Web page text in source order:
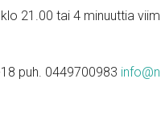
21.00 tai 4 minuuttia
puh. 0449700983